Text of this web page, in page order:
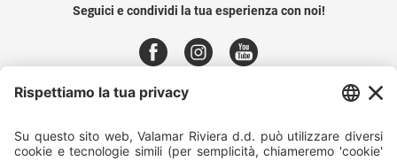
Seguici e condividi la tua esperienza con noi!